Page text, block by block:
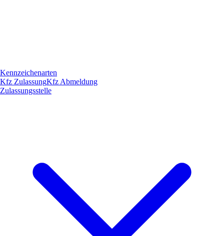
Kennzeichenarten
Kfz ZulassungKfz Abmeldung
Zulassungsstelle